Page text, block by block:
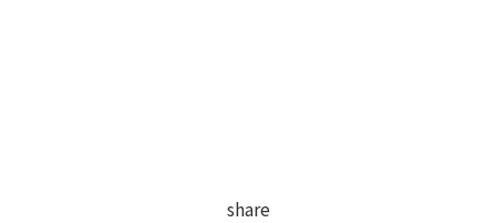
share